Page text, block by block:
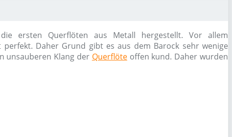
ersten Querflöten aus Metall hergestellt. Vor allem
Daher Grund gibt es aus dem Barock sehr wenige
unsauberen Klang der Querflöteoffen kund. Daher wurden